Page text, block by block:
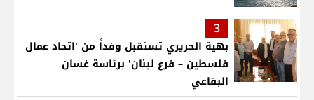
3
بهية الحريري تستقبل وفداً من 'اتحاد عمال
فلسطين – فرع لبنان' برئاسة غسان
البقاعي